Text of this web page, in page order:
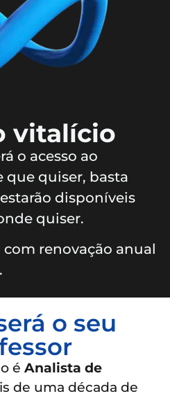
vitalício
o acesso ao
que quiser, basta
disponíveis
quiser.
renovação anual
o seu
é Analista de
de uma década de